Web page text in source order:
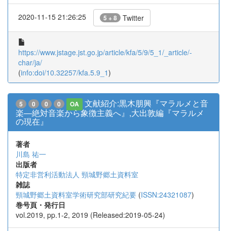
2020-11-15 21:26:25 5 + 8 Twitter
https://www.jstage.jst.go.jp/article/kfa/5/9/5_1/_article/-
char/ja/
(info:doi/10.32257/kfa.5.9_1)
5 0 0 0 OA
文献紹介:黒木朋興『マラルメと音
楽―絶対音楽から象徴主義へ』,大出敦編『マラルメ
の現在』
著者
川島 祐一
出版者
特定非営利活動法人 頸城野郷土資料室
雑誌
頸城野郷土資料室学術研究部研究紀要 (ISSN:24321087)
巻号頁・発行日
vol.2019, pp.1-2, 2019 (Released:2019-05-24)